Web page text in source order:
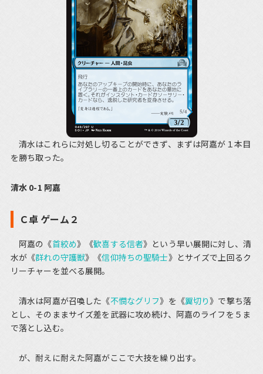
清水はこれらに対処し切ることができず、まずは阿嘉が１本目
を勝ち取った。
清水 0-1 阿嘉
Ｃ卓 ゲーム２
阿嘉の《首絞め》《歓喜する信者》という早い展開に対し、清
水が《群れの守護獣》《信仰持ちの聖騎士》とサイズで上回るク
リーチャーを並べる展開。
清水は阿嘉が召喚した《不憫なグリフ》を《翼切り》で撃ち落
とし、そのままサイズ差を武器に攻め続け、阿嘉のライフを５ま
で落とし込む。
が、耐えに耐えた阿嘉がここで大技を繰り出す。